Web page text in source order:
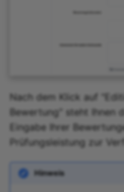
Nach dem Klick auf
Bewertung" steht Ihnen
Eingabe Ihrer
Prüfungsleistung zur
Hinweis